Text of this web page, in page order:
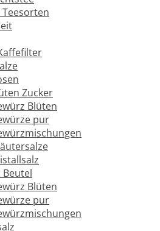
Teesorten
Zucker
Blüten
pur
Beutel
Blüten
pur